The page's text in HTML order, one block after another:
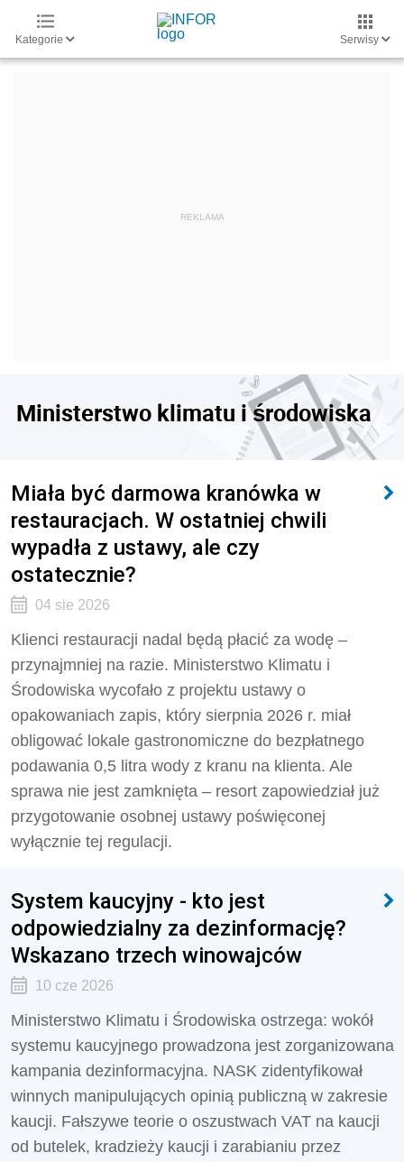
Kategorie Serwisy
Ministerstwo klimatu i środowiska
Miała być darmowa kranówka w
restauracjach. W ostatniej chwili
wypadła z ustawy, ale czy
ostatecznie?
04 sie 2026
Klienci restauracji nadal będą płacić za wodę –
przynajmniej na razie. Ministerstwo Klimatu i
Środowiska wycofało z projektu ustawy o
opakowaniach zapis, który sierpnia 2026 r. miał
obligować lokale gastronomiczne do bezpłatnego
podawania 0,5 litra wody z kranu na klienta. Ale
sprawa nie jest zamknięta – resort zapowiedział już
przygotowanie osobnej ustawy poświęconej
wyłącznie tej regulacji.
System kaucyjny - kto jest
odpowiedzialny za dezinformację?
Wskazano trzech winowajców
10 cze 2026
Ministerstwo Klimatu i Środowiska ostrzega: wokół
systemu kaucyjnego prowadzona jest zorganizowana
kampania dezinformacyjna. NASK zidentyfikował
winnych manipulujących opinią publiczną w zakresie
kaucji. Fałszywe teorie o oszustwach VAT na kaucji
od butelek, kradzieży kaucji i zarabianiu przez